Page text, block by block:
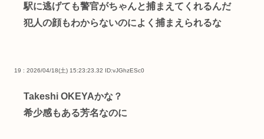
駅に逃げても警官がちゃんと捕まえてくれるんだ
犯人の顔もわからないのによく捕まえられるな
19 : 2026/04/18(土) 15:23:23.32 ID:vJGhzESc0
Takeshi OKEYAかな？
希少感もある芳名なのに